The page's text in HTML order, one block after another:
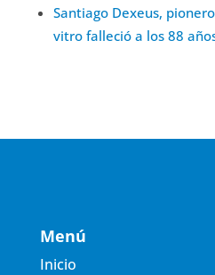
Santiago Dexeus,
vitro falleció a los 88
Menú
Inicio